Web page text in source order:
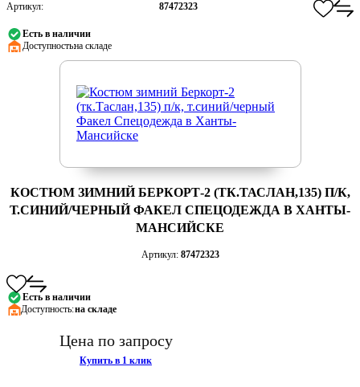
Артикул: 87472323
Есть в наличии
Доступность:на складе
КОСТЮМ ЗИМНИЙ БЕРКОРТ-2 (ТК.ТАСЛАН,135) П/К,
Т.СИНИЙ/ЧЕРНЫЙ ФАКЕЛ СПЕЦОДЕЖДА В ХАНТЫ-
МАНСИЙСКЕ
Артикул: 87472323
Есть в наличии
Доступность:на складе
Цена по запросу
Купить в 1 клик